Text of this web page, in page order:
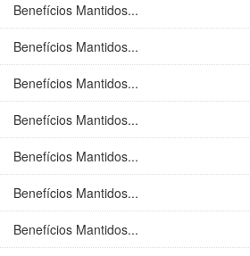
Benefícios Mantidos...
Benefícios Mantidos...
Benefícios Mantidos...
Benefícios Mantidos...
Benefícios Mantidos...
Benefícios Mantidos...
Benefícios Mantidos...